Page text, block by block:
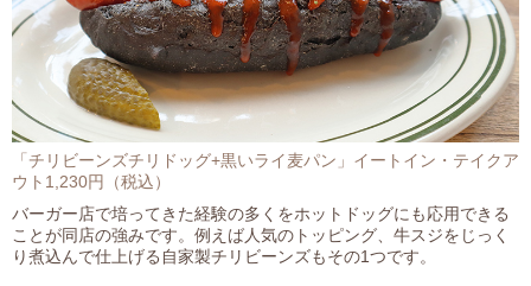
「チリビーンズチリドッグ+黒いライ麦パン」イートイン・テイクア
ウト1,230円（税込）
バーガー店で培ってきた経験の多くをホットドッグにも応用できる
ことが同店の強みです。例えば人気のトッピング、牛スジをじっく
り煮込んで仕上げる自家製チリビーンズもその1つです。